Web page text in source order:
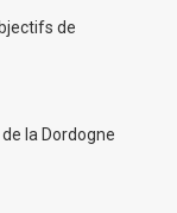
de
la Dordogne